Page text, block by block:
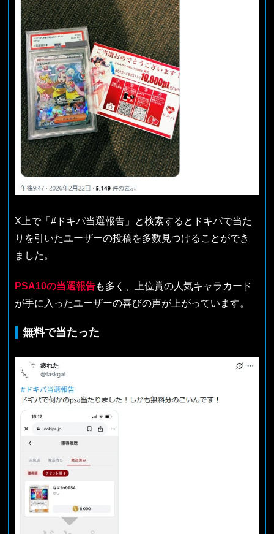
X上で「#ドキパ当選報告」と検索するとドキパで当た
りを引いたユーザーの投稿を多数見つけることができ
ました。
PSA10の当選報告も多く、上位賞の人気キャラカード
が手に入ったユーザーの喜びの声が上がっています。
無料で当たった